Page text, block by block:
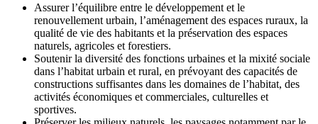
Assurer l’équilibre entre le développement et le
renouvellement urbain, l’aménagement des espaces ruraux, la
qualité de vie des habitants et la préservation des espaces
naturels, agricoles et forestiers.
Soutenir la diversité des fonctions urbaines et la mixité sociale
dans l’habitat urbain et rural, en prévoyant des capacités de
constructions suffisantes dans les domaines de l’habitat, des
activités économiques et commerciales, culturelles et
sportives.